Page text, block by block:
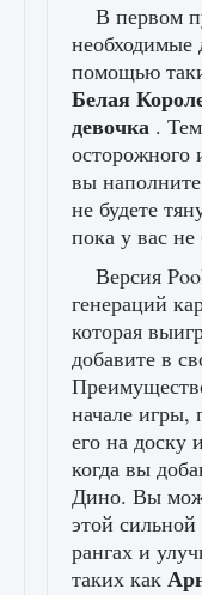
В первом
необходимые
помощью
Белая
девочка .
осторожного
вы
не будете
пока у вас
Версия
генераций
которая
добавите в
начале игры,
его на доску
когда вы
Дино. Вы
этой
рангах и
таких как